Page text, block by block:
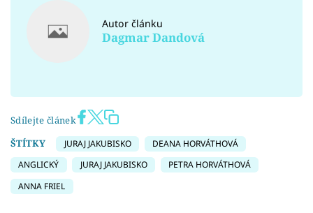
Autor článku
Dagmar Dandová
Sdílejte článek
ŠTÍTKY
JURAJ JAKUBISKO
DEANA HORVÁTHOVÁ
ANGLICKÝ
JURAJ JAKUBISKO
PETRA HORVÁTHOVÁ
ANNA FRIEL